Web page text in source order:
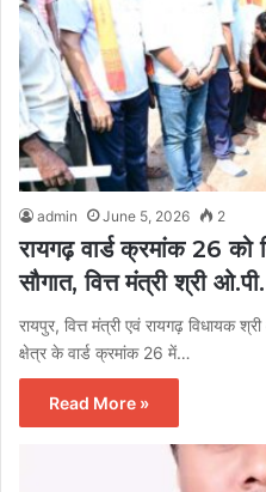
admin June 5, 2026 2
रायगढ़ वार्ड क्रमांक 26 को
सौगात, वित्त मंत्री श्री
रायपुर, वित्त मंत्री एवं रायगढ़ विधायक
क्षेत्र के वार्ड क्रमांक 26 में…
Read More »